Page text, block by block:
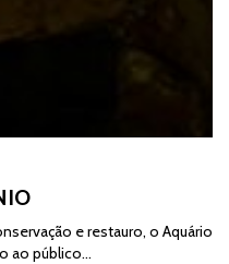
e restauro, o Aquário
ao público...